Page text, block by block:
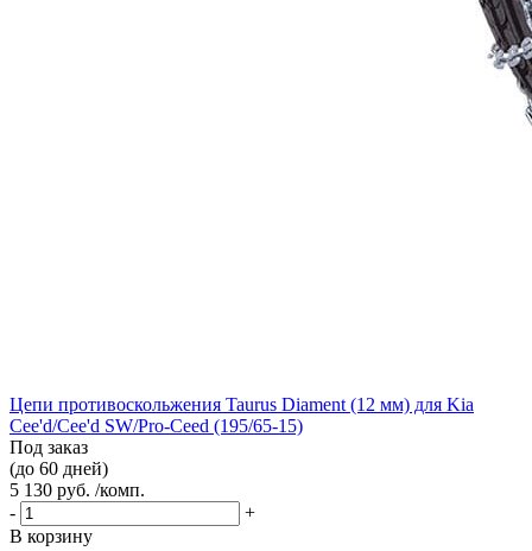
Цепи противоскольжения Taurus Diament (12 мм) для Kia
Cee'd/Cee'd SW/Pro-Ceed (195/65-15)
Под заказ
(до 60 дней)
5 130 руб. /комп.
-
+
В корзину